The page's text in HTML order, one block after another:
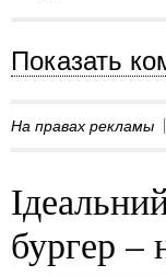
Показать
На правах рекламы
бургер –